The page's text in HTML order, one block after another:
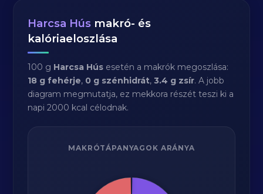
Harcsa Hús makró- és
kalóriaeloszlása
100 g Harcsa Hús esetén a makrók megoszlása:
18 g fehérje, 0 g szénhidrát,3.4 g zsír. A jobb
diagram megmutatja, ez mekkora részét teszi ki a
napi 2000 kcal célodnak.
MAKRÓTÁPANYAGOK ARÁNYA